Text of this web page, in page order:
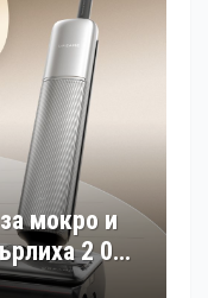
мокро и
2 000
мащаб